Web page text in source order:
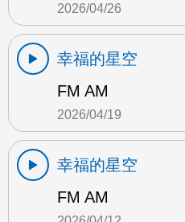
2026/04/26
幸福的星空
FM AM
2026/04/19
幸福的星空
FM AM